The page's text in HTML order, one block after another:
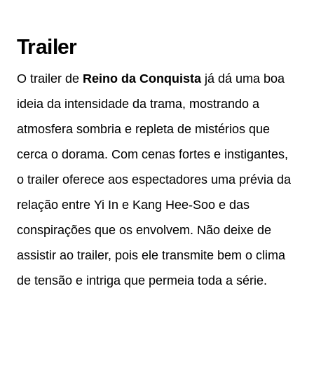
Trailer
O trailer de Reino da Conquista já dá uma boa
ideia da intensidade da trama, mostrando a
atmosfera sombria e repleta de mistérios que
cerca o dorama. Com cenas fortes e instigantes,
o trailer oferece aos espectadores uma prévia da
relação entre Yi In e Kang Hee-Soo e das
conspirações que os envolvem. Não deixe de
assistir ao trailer, pois ele transmite bem o clima
de tensão e intriga que permeia toda a série.